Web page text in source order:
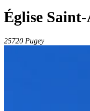
Église
25720 Pugey